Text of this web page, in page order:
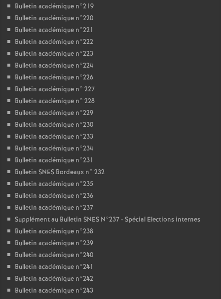
Bulletin académique n°219
Bulletin académique n°220
Bulletin académique n°221
Bulletin académique n°222
Bulletin académique n°223
Bulletin académique n°224
Bulletin académique n°226
Bulletin académique n° 227
Bulletin académique n° 228
Bulletin académique n°229
Bulletin académique n°230
Bulletin académique n°233
Bulletin académique n°234
Bulletin académique n°231
Bulletin SNES Bordeaux n° 232
Bulletin académique n°235
Bulletin académique n°236
Bulletin académique n°237
Supplément au Bulletin SNES N°237 - Spécial Elections internes
Bulletin académique n°238
Bulletin académique n°239
Bulletin académique n°240
Bulletin académique n°241
Bulletin académique n°242
Bulletin académique n°243